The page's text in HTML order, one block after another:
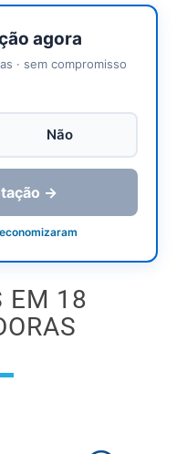
agora
· sem compromisso
Não
→
EM 18